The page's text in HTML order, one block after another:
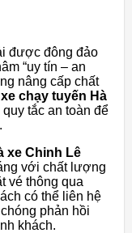
được đông đảo
“uy tín – an
nâng cấp chất
chạy tuyến Hà
tắc an toàn để
xe Chinh Lê
với chất lượng
vé thông qua
có thể liên hệ
phản hồi
khách.